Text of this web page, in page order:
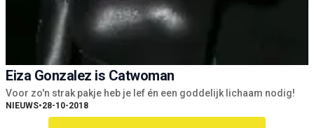
Eiza Gonzalez is Catwoman
Voor zo'n strak pakje heb je lef én een goddelijk lichaam nodig!
NIEUWS•28-10-2018